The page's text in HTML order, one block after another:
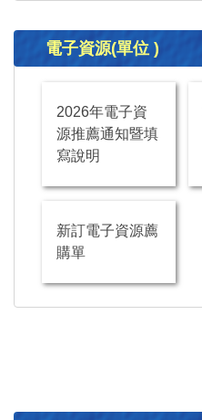
電子資源(單位 )
2026年電子資
源推薦通知暨填
寫說明
新訂電子資源薦
購單